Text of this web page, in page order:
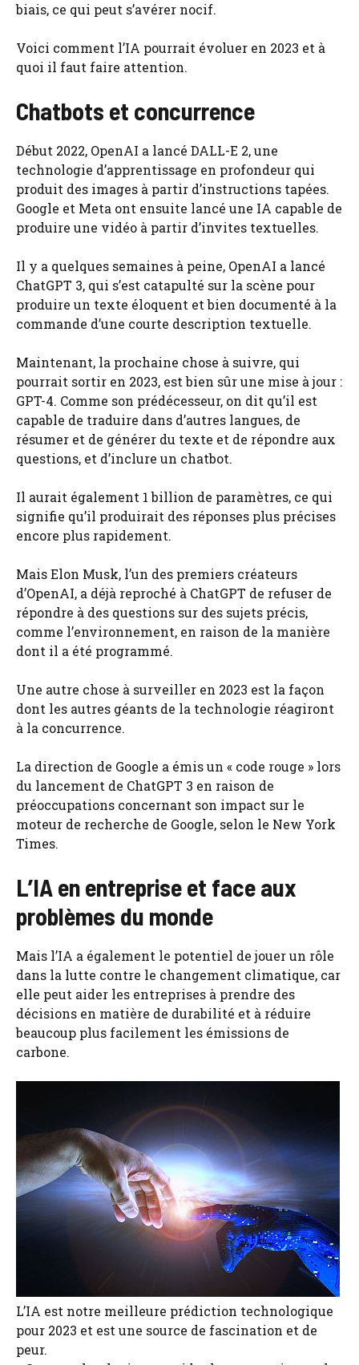
biais, ce qui peut s’avérer nocif.
Voici comment l’IA pourrait évoluer en 2023 et à
quoi il faut faire attention.
Chatbots et concurrence
Début 2022, OpenAI a lancé DALL-E 2, une
technologie d’apprentissage en profondeur qui
produit des images à partir d’instructions tapées.
Google et Meta ont ensuite lancé une IA capable de
produire une vidéo à partir d’invites textuelles.
Il y a quelques semaines à peine, OpenAI a lancé
ChatGPT 3, qui s’est catapulté sur la scène pour
produire un texte éloquent et bien documenté à la
commande d’une courte description textuelle.
Maintenant, la prochaine chose à suivre, qui
pourrait sortir en 2023, est bien sûr une mise à jour :
GPT-4. Comme son prédécesseur, on dit qu’il est
capable de traduire dans d’autres langues, de
résumer et de générer du texte et de répondre aux
questions, et d’inclure un chatbot.
Il aurait également 1 billion de paramètres, ce qui
signifie qu’il produirait des réponses plus précises
encore plus rapidement.
Mais Elon Musk, l’un des premiers créateurs
d’OpenAI, a déjà reproché à ChatGPT de refuser de
répondre à des questions sur des sujets précis,
comme l’environnement, en raison de la manière
dont il a été programmé.
Une autre chose à surveiller en 2023 est la façon
dont les autres géants de la technologie réagiront
à la concurrence.
La direction de Google a émis un « code rouge » lors
du lancement de ChatGPT 3 en raison de
préoccupations concernant son impact sur le
moteur de recherche de Google, selon le New York
Times.
L’IA en entreprise et face aux
problèmes du monde
Mais l’IA a également le potentiel de jouer un rôle
dans la lutte contre le changement climatique, car
elle peut aider les entreprises à prendre des
décisions en matière de durabilité et à réduire
beaucoup plus facilement les émissions de
carbone.
L’IA est notre meilleure prédiction technologique
pour 2023 et est une source de fascination et de
peur.